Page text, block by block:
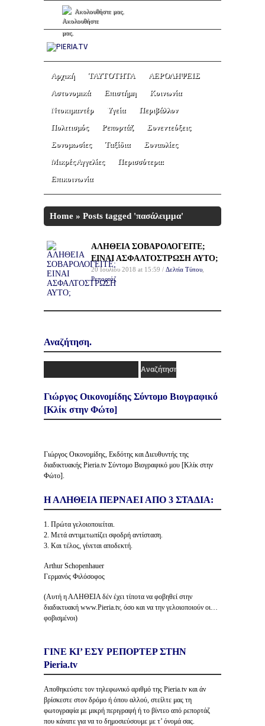
Ακολουθήστε μας.
Αρχική ΤΑΥΤΟΤΗΤΑ
ΑΕΡΟΛΗΨΕΙΣ
Αστυνομικά
Επιστήμη
Κοινωνία
Ντοκιμαντέρ
Υγεία
Περιβάλλον
Πολιτισμός
Ρεπορτάζ
Συνεντεύξεις
Συνομωσίες
Ταξίδια
Συναυλίες
Μικρές Αγγελίες
Περισσότερα:
Επικοινωνία
Home » Posts tagged 'πασάλειμμα'
ΑΛΗΘΕΙΑ ΣΟΒΑΡΟΛΟΓΕΙΤΕ;
ΕΙΝΑΙ ΑΣΦΑΛΤΟΣΤΡΩΣΗ ΑΥΤΟ;
20 Ιουλίου 2018 at 15:59 / Δελτία Τύπου
Ρεπορτάζ
Αναζήτηση.
Γιώργος Οικονομίδης Σύντομο Βιογραφικό
[Κλίκ στην Φώτο]
Γιώργος Οικονομίδης, Εκδότης και Διευθυντής της
διαδικτυακής Pieria.tv Σύντομο Βιογραφικό μου [Κλίκ στην
Φώτο].
Η ΑΛΗΘΕΙΑ ΠΕΡΝΑΕΙ ΑΠΟ 3 ΣΤΑΔΙΑ:
1. Πρώτα γελοιοποιείται.
2. Μετά αντιμετωπίζει σφοδρή αντίσταση.
3. Και τέλος, γίνεται αποδεκτή.
Arthur Schopenhauer
Γερμανός Φιλόσοφος
(Αυτή η ΑΛΗΘΕΙΑ δέν έχει τίποτα να φοβηθεί στην
διαδικτυακή www.Pieria.tv, όσο και να την γελοιοποιούν οι…
φοβισμένοι)
ΓΙΝΕ ΚΙ’ ΕΣΥ ΡΕΠΟΡΤΕΡ ΣΤΗΝ
Pieria.tv
Αποθηκεύστε τον τηλεφωνικό αριθμό της Pieria.tv και άν
βρίσκεστε στον δρόμο ή όπου αλλού, στείλτε μας τη
φωτογραφία με μικρή περιγραφή ή το βίντεο από ρεπορτάζ
που κάνατε για να το δημοσιεύσουμε με τ’ όνομά σας.